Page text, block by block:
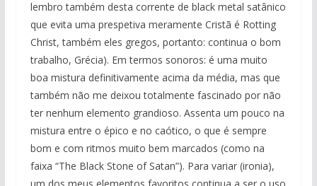
lembro também desta corrente de black metal satânico
que evita uma prespetiva meramente Cristã é Rotting
Christ, também eles gregos, portanto: continua o bom
trabalho, Grécia). Em termos sonoros: é uma muito
boa mistura definitivamente acima da média, mas que
também não me deixou totalmente fascinado por não
ter nenhum elemento grandioso. Assenta um pouco na
mistura entre o épico e no caótico, o que é sempre
bom e com ritmos muito bem marcados (como na
faixa “The Black Stone of Satan”). Para variar (ironia),
um dos meus elementos favoritos continua a ser o uso